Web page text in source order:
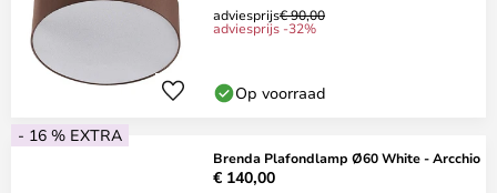
adviesprijs€ 90,00
adviesprijs -32%
Op voorraad
- 16 % EXTRA
Brenda Plafondlamp Ø60 White - Arcchio
€ 140,00